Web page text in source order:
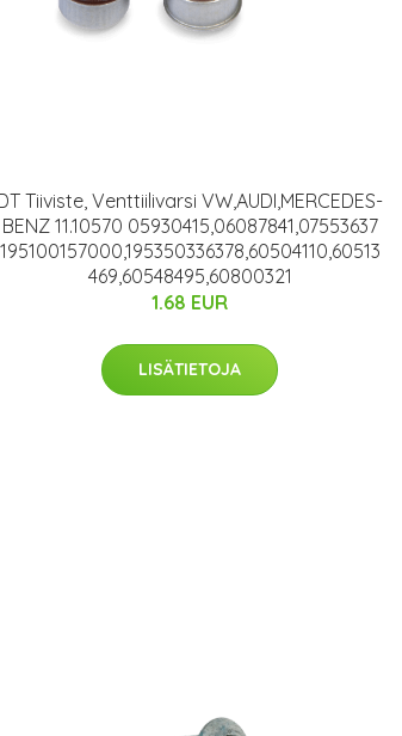
Tiiviste, Venttiilivarsi VW,AUDI,MERCEDES-
BENZ 11.10570 05930415,06087841,07553637
195100157000,195350336378,60504110,60513
469,60548495,60800321
1.68 EUR
LISÄTIETOJA